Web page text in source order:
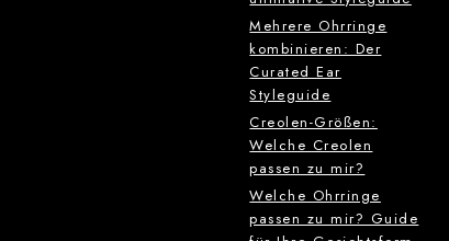
Mehrere Ohrringe
kombinieren: Der
Curated Ear
Styleguide
Creolen-Größen:
Welche Creolen
passen zu mir?
Welche Ohrringe
passen zu mir? Guide